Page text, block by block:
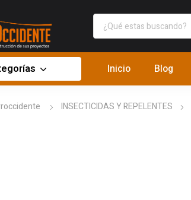
Inicio Blog
INSECTICIDAS Y REPELENTES